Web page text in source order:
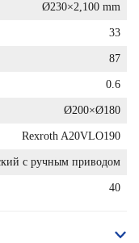
Ø230×2,100 mm
33
87
0.6
Ø200×Ø180
Rexroth A20VLO190
с ручным приводом
40